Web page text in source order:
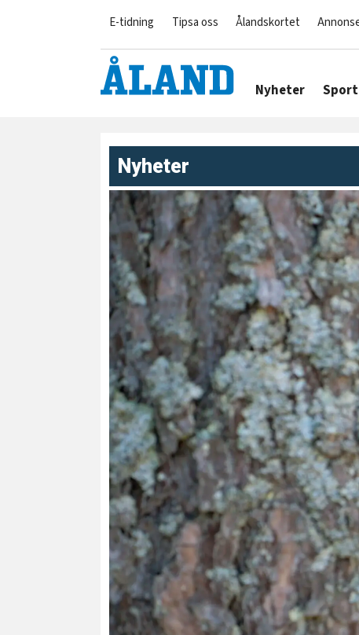
E-tidning Tipsa oss Ålandskortet
Nyheter Sport
Nyheter